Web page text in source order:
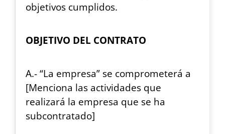
objetivos cumplidos.
OBJETIVO DEL CONTRATO
A.- “La empresa” se comprometerá a
[Menciona las actividades que
realizará la empresa que se ha
subcontratado]